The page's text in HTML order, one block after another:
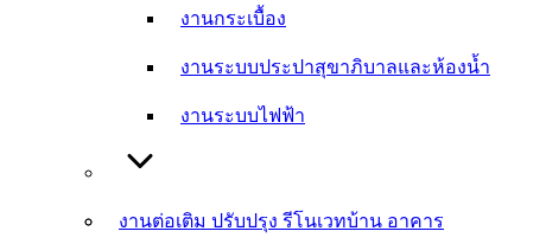
งานกระเบื้อง
งานระบบประปาสุขาภิบาลและห้องน้ำ
งานระบบไฟฟ้า
งานต่อเติม ปรับปรุง รีโนเวทบ้าน อาคาร
งานระบบประปาสุขาภิบาลและห้องน้ำ
งานระบบไฟฟ้า
งานต่อเติม ปรับปรุง รีโนเวทบ้าน อาคาร
งานก่อสร้างใหม่